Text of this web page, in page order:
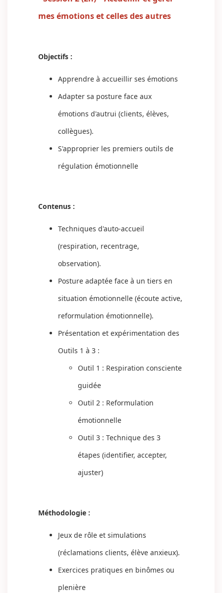
mes émotions et celles des autres
Objectifs :
Apprendre à accueillir ses émotions
Adapter sa posture face aux
émotions d'autrui (clients, élèves,
collègues).
S'approprier les premiers outils de
régulation émotionnelle
Contenus :
Techniques d'auto-accueil
(respiration, recentrage,
observation).
Posture adaptée face à un tiers en
situation émotionnelle (écoute active,
reformulation émotionnelle).
Présentation et expérimentation des
Outils 1 à 3 :
Outil 1 : Respiration consciente
guidée
Outil 2 : Reformulation
émotionnelle
Outil 3 : Technique des 3
étapes (identifier, accepter,
ajuster)
Méthodologie :
Jeux de rôle et simulations
(réclamations clients, élève anxieux).
Exercices pratiques en binômes ou
plenière